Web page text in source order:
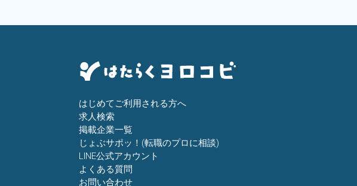
はじめてご利用される方へ
求人検索
掲載企業一覧
じょぶサポッ！(転職のプロに相談)
LINE公式アカウント
よくある質問
お問い合わせ